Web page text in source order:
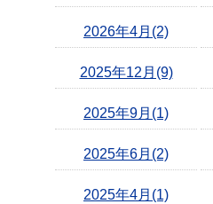
2026年4月(2)
2025年12月(9)
2025年9月(1)
2025年6月(2)
2025年4月(1)